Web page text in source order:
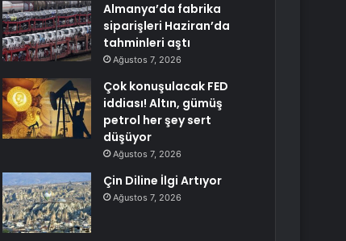
Almanya’da fabrika
siparişleri Haziran’da
tahminleri aştı
Ağustos 7, 2026
Çok konuşulacak FED
iddiası! Altın, gümüş
petrol her şey sert
düşüyor
Ağustos 7, 2026
Çin Diline İlgi Artıyor
Ağustos 7, 2026